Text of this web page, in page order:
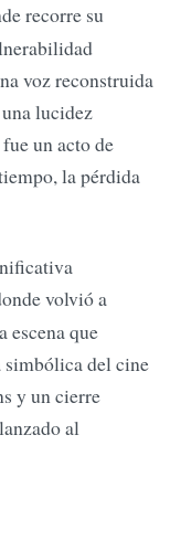
recorre su
voz reconstruida
lucidez
un acto de
la pérdida
volvió a
escena que
simbólica del cine
y un cierre
al